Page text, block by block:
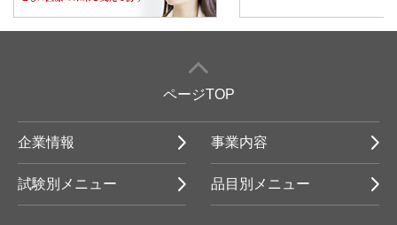
ページTOP
企業情報 事業内容
試験別メニュー 品目別メニュー